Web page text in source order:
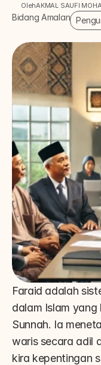
OlehAKMAL SAUFI
Bidang Amalan
Faraid adalah
dalam Islam
Sunnah. Ia
waris secara adil
kira kepentingan